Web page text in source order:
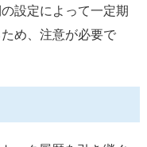
設定によって一定期
め、注意が必要で